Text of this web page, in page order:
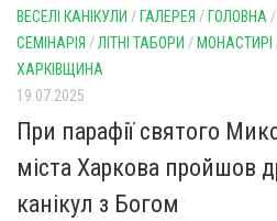
ВЕСЕЛІ КАНІКУЛИ / ГАЛЕРЕЯ / ГОЛОВНА /
СЕМІНАРІЯ /ЛІТНІ ТАБОРИ / МОНАСТИРІ
ХАРКІВЩИНА
19.07.2025
При парафії святого
міста Харкова пройшов
канікул з Богом